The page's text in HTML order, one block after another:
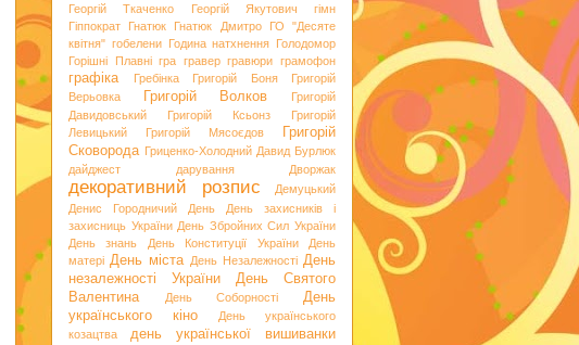
Георгій Ткаченко
Георгій Якутович
гімн
Гіппократ
Гнатюк Гнатюк Дмитро
ГО "Десяте
квітня" гобелени Година натхнення Голодомор
Горішні Плавні гра гравер гравюри грамофон
графіка Гребінка Григорій Боня
Григорій
Верьовка
Григорій Волков
Григорій
Давидовський
Григорій Ксьонз
Григорій
Левицький
Григорій Мясоєдов
Григорій
Сковорода Гриценко-Холодний Давид Бурлюк
дайджест
дарування Дворжак
декоративний розпис
Демуцький
Денис Городничий
День
День захисників і
захисниць України День Збройних Сил України
День знань
День Конституції України
День
матері День міста День Незалежності День
незалежності України
День Святого
Валентина
День Соборності
День
українського кіно
День українського
козацтва
день української вишиванки